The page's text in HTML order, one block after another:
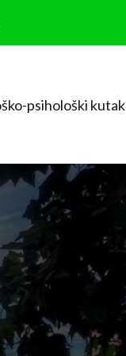
psihološki kutak